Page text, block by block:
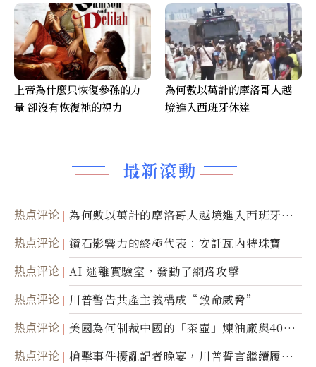
最新滾動
热点评论
為何數以萬計的摩洛哥人越境進入西班牙休
達
热点评论 鑽石影響力的終極代表：安託瓦內特珠寶
热点评论 AI 逃離實驗室，發動了網路攻擊
热点评论 川普警告共產主義構成“致命威脅”
热点评论
美國為何制裁中國的「茶壺」煉油廠與40家
航運公司
热点评论
槍擊事件擾亂記者晚宴，川普誓言繼續履行
上帝為什麼只恢復參孫的力
量 卻沒有恢復祂的視力
為何數以萬計的摩洛哥人越
境進入西班牙休達